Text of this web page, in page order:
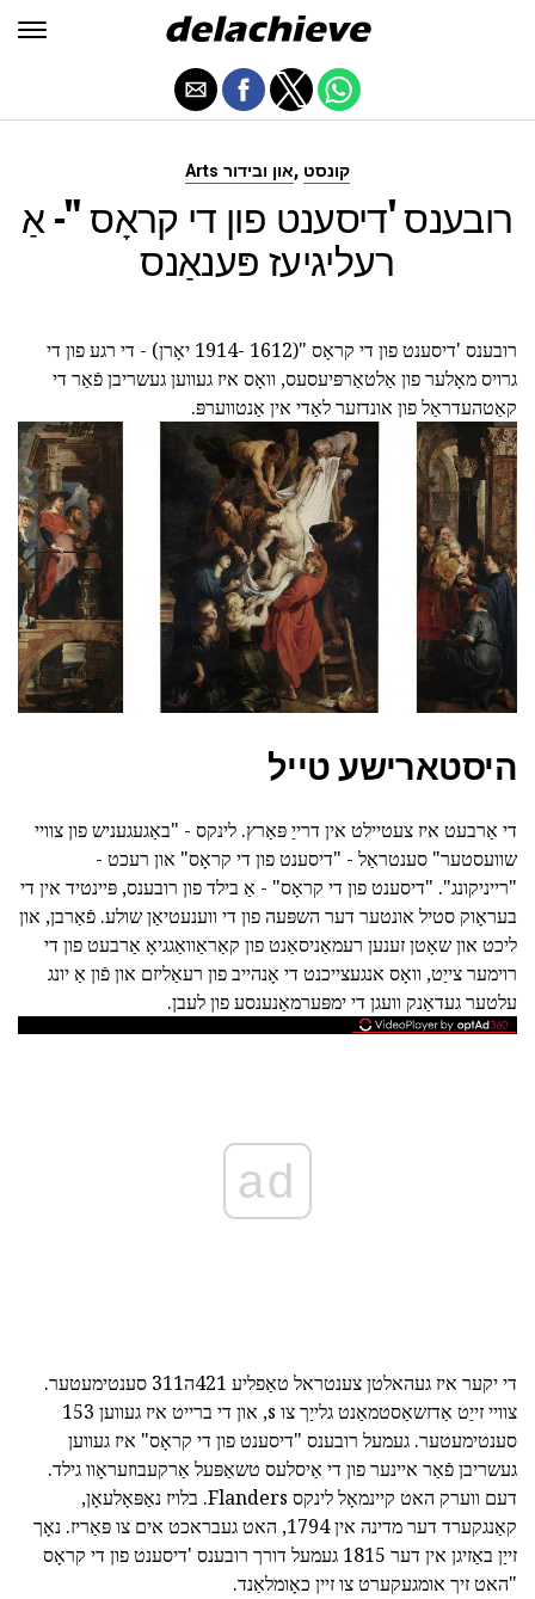
Arts און ובידור, קונסט
רובענס 'דיסענט פון די קראָס "- אַ
רעליגיעז פּענאַנס
רובענס 'דיסענט פון די קראָס "(1612 -1914 יאָרן) - די רגע פון די
גרויס מאָלער פון אַלטאַרפּיעסעס, וואָס איז געווען געשריבן פֿאַר די
קאַטהעדראַל פון אונדזער לאַדי אין אַנטווערפּ.
היסטארישע טייל
די אַרבעט איז צעטיילט אין דרייַ פּאַרץ. לינקס - "באַגעגעניש פון צוויי
שוועסטער" סענטראַל - "דיסענט פון די קראָס" און רעכט -
"רייניקונג". "דיסענט פון די קראָס" - אַ בילד פון רובענס, פּיינטיד אין די
בעראָוק סטיל אונטער דער השפּעה פון די ווענעטיאַן שולע. פֿאַרבן, און
ליכט און שאָטן זענען רעמאַניסאַנט פון קאַראַוואַגגיאָ אַרבעט פון די
רוימער צייַט, וואָס אנגעצייכנט די אָנהייב פון רעאַליזם און פֿון אַ יונג
עלטער געדאַנק וועגן די ימפּערמאַנענסע פון לעבן.
ad
די יקער איז געהאלטן צענטראל טאַפליע 421ה311 סענטימעטער.
צוויי זייַט אַדזשאַסטמאַנט גלייַך צו s, און די ברייט איז געווען 153
סענטימעטער. געמעל רובענס "דיסענט פון די קראָס" איז געווען
געשריבן פֿאַר איינער פון די אַיסלעס טשאַפּעל אַרקעבוזעראָוו גילד.
דעם ווערק האט קיינמאָל לינקס Flanders. בלויז נאַפּאָלעאָן,
קאַנגקערד דער מדינה אין 1794, האט געבראכט אים צו פּאַריז. נאָך
זייַן באַזיגן אין דער 1815 געמעל דורך רובענס 'דיסענט פון די קראָס
"האט זיך אומגעקערט צו זיין כאָומלאַנד.